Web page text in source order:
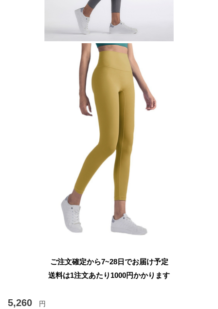
ご注文確定から7~28日でお届け予定
送料は1注文あたり 1000円かかります
5,260 円